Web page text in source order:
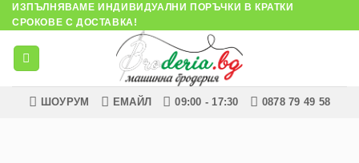
Skip
to
content
ИЗПЪЛНЯВАМЕ ИНДИВИДУАЛНИ ПОРЪЧКИ В КРАТКИ
СРОКОВЕ С ДОСТАВКА!
ШОУРУМ ЕМАЙЛ 09:00 - 17:30 0878 79 49 58